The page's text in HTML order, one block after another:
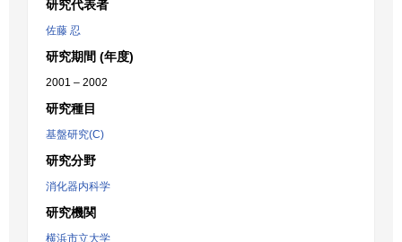
研究代表者
佐藤 忍
研究期間 (年度)
2001 – 2002
研究種目
基盤研究(C)
研究分野
消化器内科学
研究機関
横浜市立大学